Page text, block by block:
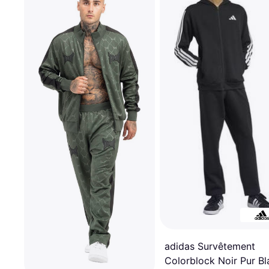
adidas Survêtement
Colorblock Noir Pur